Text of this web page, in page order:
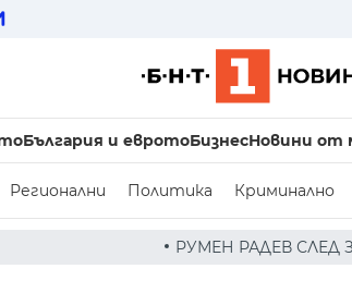
България и евротоБизнесНовини от
Регионални Политика Криминално
РАДЕВ СЛЕД ЗАСЕДАНИЕ НА СЪВЕТА